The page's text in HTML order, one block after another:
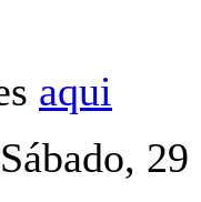
aqui